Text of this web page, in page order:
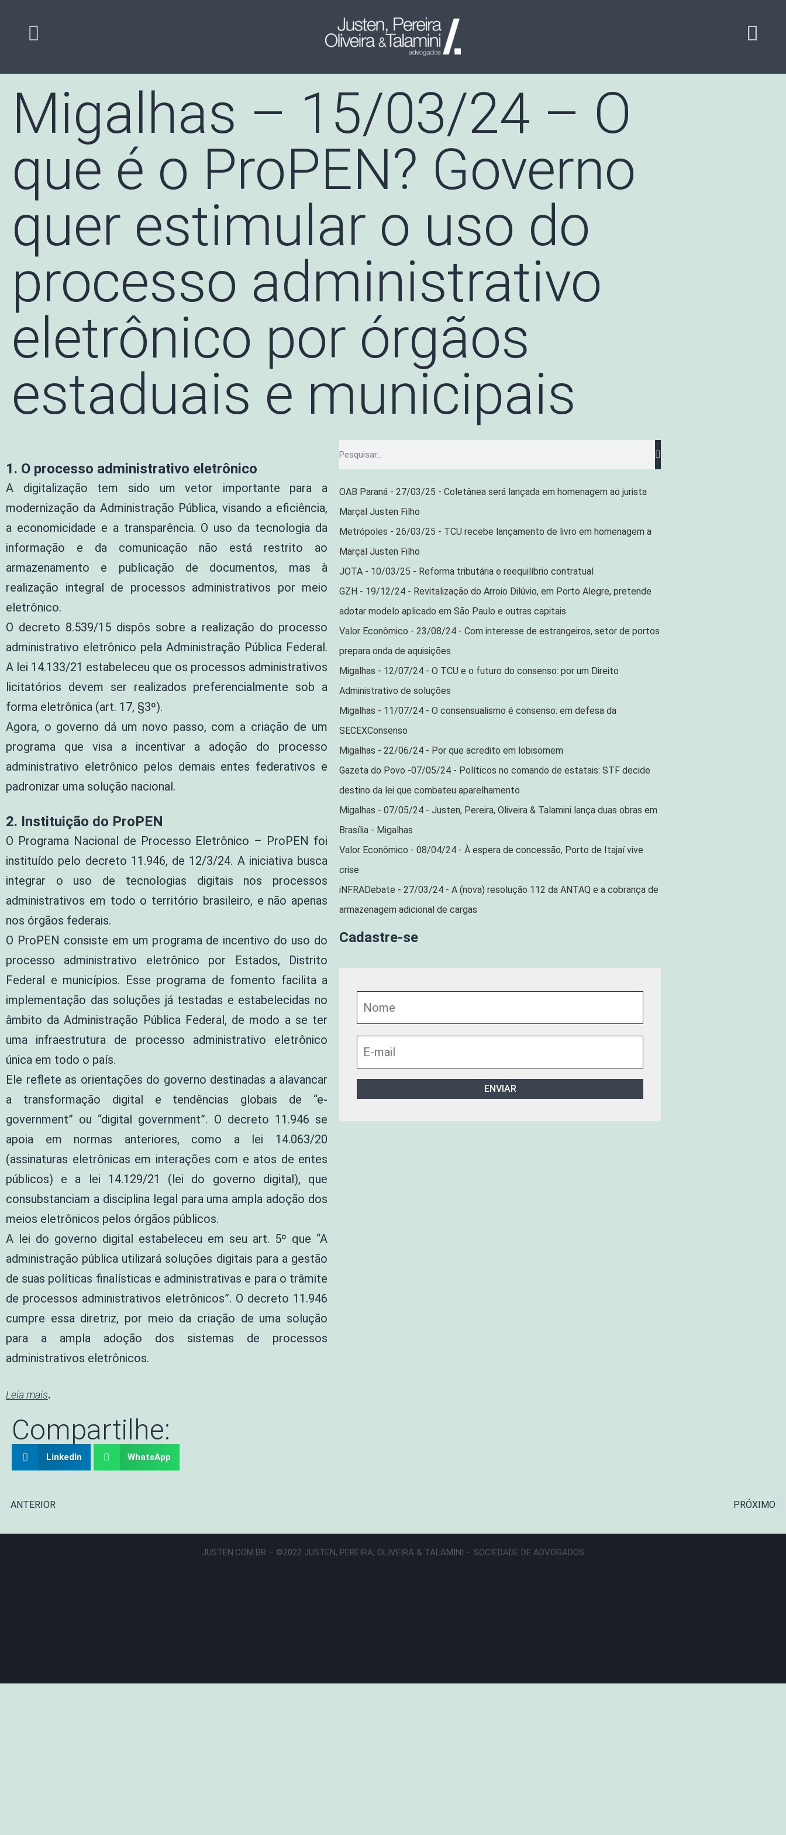
Migalhas – 15/03/24 – O
que é o ProPEN? Governo
quer estimular o uso do
processo administrativo
eletrônico por órgãos
estaduais e municipais
1. O processo administrativo eletrônico
A digitalização tem sido um vetor importante para a
modernização da Administração Pública, visando a eficiência,
a economicidade e a transparência. O uso da tecnologia da
informação e da comunicação não está restrito ao
armazenamento e publicação de documentos, mas à
realização integral de processos administrativos por meio
eletrônico.
O decreto 8.539/15 dispôs sobre a realização do processo
administrativo eletrônico pela Administração Pública Federal.
A lei 14.133/21 estabeleceu que os processos administrativos
licitatórios devem ser realizados preferencialmente sob a
forma eletrônica (art. 17, §3º).
Agora, o governo dá um novo passo, com a criação de um
programa que visa a incentivar a adoção do processo
administrativo eletrônico pelos demais entes federativos e
padronizar uma solução nacional.
2. Instituição do ProPEN
O Programa Nacional de Processo Eletrônico – ProPEN foi
instituído pelo decreto 11.946, de 12/3/24. A iniciativa busca
integrar o uso de tecnologias digitais nos processos
administrativos em todo o território brasileiro, e não apenas
nos órgãos federais.
O ProPEN consiste em um programa de incentivo do uso do
processo administrativo eletrônico por Estados, Distrito
Federal e municípios. Esse programa de fomento facilita a
implementação das soluções já testadas e estabelecidas no
âmbito da Administração Pública Federal, de modo a se ter
uma infraestrutura de processo administrativo eletrônico
única em todo o país.
Ele reflete as orientações do governo destinadas a alavancar
a transformação digital e tendências globais de “e-
government” ou “digital government”. O decreto 11.946 se
apoia em normas anteriores, como a lei 14.063/20
(assinaturas eletrônicas em interações com e atos de entes
públicos) e a lei 14.129/21 (lei do governo digital), que
consubstanciam a disciplina legal para uma ampla adoção dos
meios eletrônicos pelos órgãos públicos.
A lei do governo digital estabeleceu em seu art. 5º que “A
administração pública utilizará soluções digitais para a gestão
de suas políticas finalísticas e administrativas e para o trâmite
de processos administrativos eletrônicos”. O decreto 11.946
cumpre essa diretriz, por meio da criação de uma solução
para a ampla adoção dos sistemas de processos
administrativos eletrônicos.
Leia mais.
Compartilhe:
LinkedIn WhatsApp
OAB Paraná - 27/03/25 - Coletânea será lançada em homenagem ao jurista
Marçal Justen Filho
Metrópoles - 26/03/25 - TCU recebe lançamento de livro em homenagem a
Marçal Justen Filho
JOTA - 10/03/25 - Reforma tributária e reequilíbrio contratual
GZH - 19/12/24 - Revitalização do Arroio Dilúvio, em Porto Alegre, pretende
adotar modelo aplicado em São Paulo e outras capitais
Valor Econômico - 23/08/24 - Com interesse de estrangeiros, setor de portos
prepara onda de aquisições
Migalhas - 12/07/24 - O TCU e o futuro do consenso: por um Direito
Administrativo de soluções
Migalhas - 11/07/24 - O consensualismo é consenso: em defesa da
SECEXConsenso
Migalhas - 22/06/24 - Por que acredito em lobisomem
Gazeta do Povo -07/05/24 - Políticos no comando de estatais: STF decide
destino da lei que combateu aparelhamento
Migalhas - 07/05/24 - Justen, Pereira, Oliveira & Talamini lança duas obras em
Brasília - Migalhas
Valor Econômico - 08/04/24 - À espera de concessão, Porto de Itajaí vive
crise
iNFRADebate - 27/03/24 - A (nova) resolução 112 da ANTAQ e a cobrança de
armazenagem adicional de cargas
Cadastre-se
ANTERIOR PRÓXIMO
JUSTEN.COM.BR – ©2022 JUSTEN, PEREIRA, OLIVEIRA & TALAMINI – SOCIEDADE DE ADVOGADOS